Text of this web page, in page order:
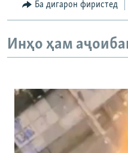
Ба дигарон фиристед
Инҳо ҳам